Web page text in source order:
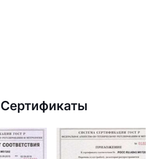
Сертификаты